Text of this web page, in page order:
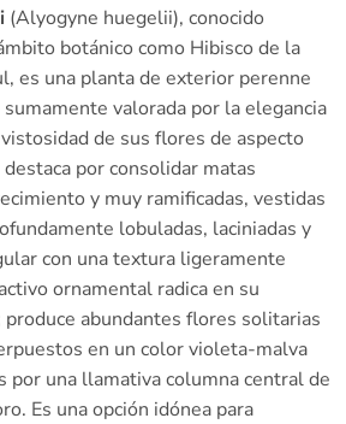
(Alyogyne huegelii), conocido
botánico como Hibisco de la
es una planta de exterior perenne
valorada por la elegancia
de sus flores de aspecto
por consolidar matas
y muy ramificadas, vestidas
lobuladas, laciniadas y
con una textura ligeramente
ornamental radica en su
abundantes flores solitarias
en un color violeta-malva
por una llamativa columna central de
Es una opción idónea para